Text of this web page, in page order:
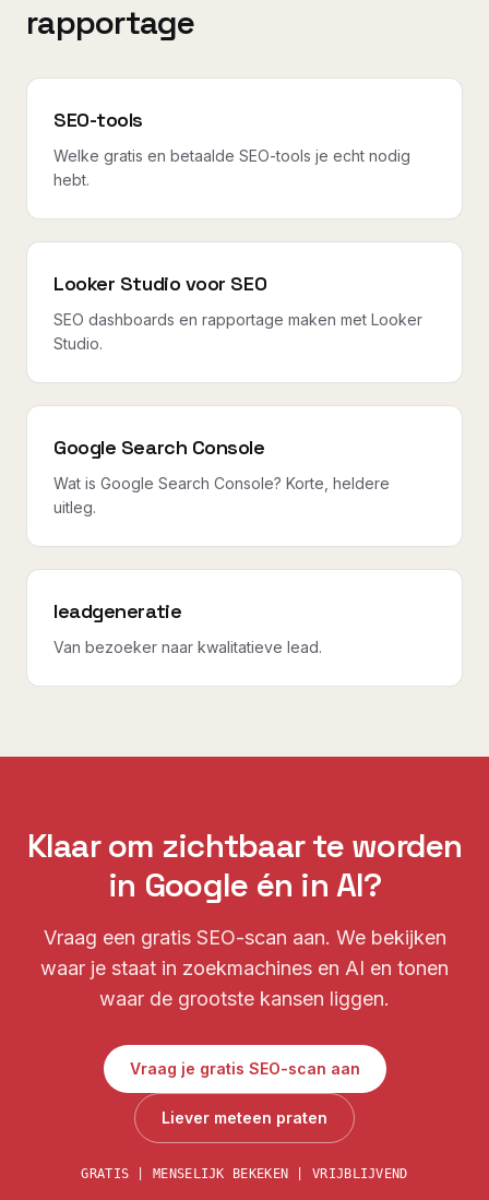
rapportage
SEO-tools
Welke gratis en betaalde SEO-tools je echt nodig
hebt.
Looker Studio voor SEO
SEO dashboards en rapportage maken met Looker
Studio.
Google Search Console
Wat is Google Search Console? Korte, heldere
uitleg.
leadgeneratie
Van bezoeker naar kwalitatieve lead.
Klaar om zichtbaar te worden
in Google én in AI?
Vraag een gratis SEO-scan aan. We bekijken
waar je staat in zoekmachines en AI en tonen
waar de grootste kansen liggen.
Vraag je gratis SEO-scan aan
Liever meteen praten
GRATIS | MENSELIJK BEKEKEN | VRIJBLIJVEND